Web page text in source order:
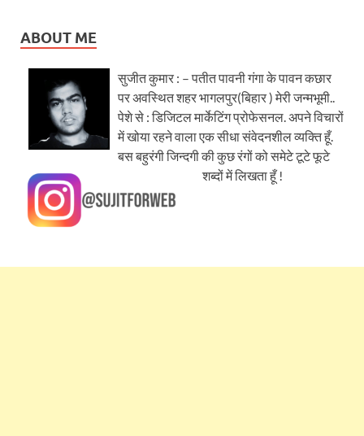
ABOUT ME
सुजीत कुमार : – पतीत पावनी गंगा के पावन कछार
पर अवस्थित शहर भागलपुर(बिहार ) मेरी जन्मभूमी..
पेशे से : डिजिटल मार्केटिंग प्रोफेसनल. अपने विचारों
में खोया रहने वाला एक सीधा संवेदनशील व्यक्ति हूँ.
बस बहुरंगी जिन्दगी की कुछ रंगों को समेटे टूटे फूटे
शब्दों में लिखता हूँ !